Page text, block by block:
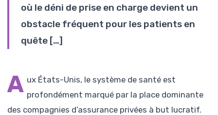
où le déni de prise en charge devient un
obstacle fréquent pour les patients en
quête […]
A ux États-Unis, le système de santé est
profondément marqué par la place dominante
des compagnies d’assurance privées à but lucratif.